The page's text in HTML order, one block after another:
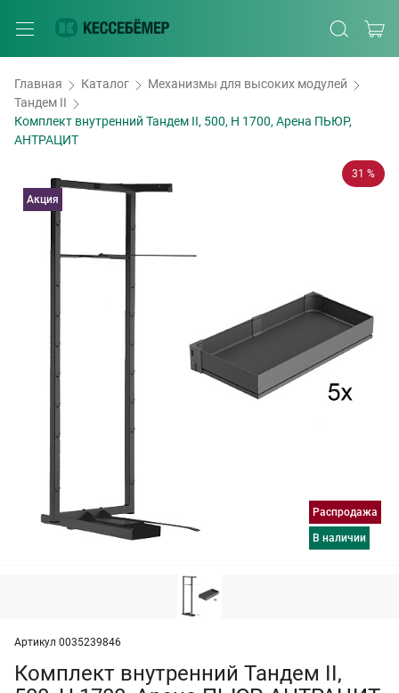
Главная Каталог
Механизмы для высоких модулей
Тандем II
Комплект внутренний Тандем II, 500, H 1700, Арена ПЬЮР,
АНТРАЦИТ
31 %
Распродажа
в наличии
Акция
Артикул 0035239846
Комплект внутренний Тандем II,